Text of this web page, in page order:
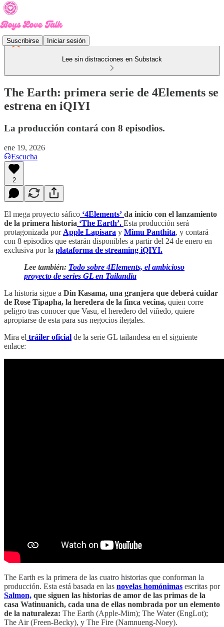
Suscribirse Iniciar sesión
Lee sin distracciones en Substack
The Earth: primera serie de 4Elements se
estrena en iQIYI
La producción contará con 8 episodios.
ene 19, 2026
Escucha
2
El mega proyecto sáfico ‘4Elements’ da inicio con el lanzamiento
de la primera historia ‘The Earth’. Esta producción será
protagonizada por Apple Lapisara y Mimu Panthita, y contará
con 8 episodios que estarán disponibles a partir del 24 de enero en
exclusiva por la plataforma de streaming iQIYI.
Lee también: Todo sobre 4Elements, el ambicioso
proyecto de series GL en Tailandia
La historia sigue a Din Kasama, una granjera que deberá cuidar
de Rose Tipapha, la heredera de la finca vecina, quien corre
peligro tras conocer que Vasu, el heredero del viñedo, quiere
apropiarse de esta para sus negocios ilegales.
Mira el tráiler oficial de la serie GL tailandesa en el siguiente
enlace:
The Earth es la primera de las cuatro historias que conforman la
producción. Esta está basada en las novelas homónimas escritas por
Salmon, que siguen las historias de amor de las primas de la
casa Watinuanich, cada una de ellas nombrada por un elemento
de la naturaleza: The Earth (Apple-Mim); The Water (EngLot);
The Air (Freen-Becky), y The Fire (Namnueng-Noey).